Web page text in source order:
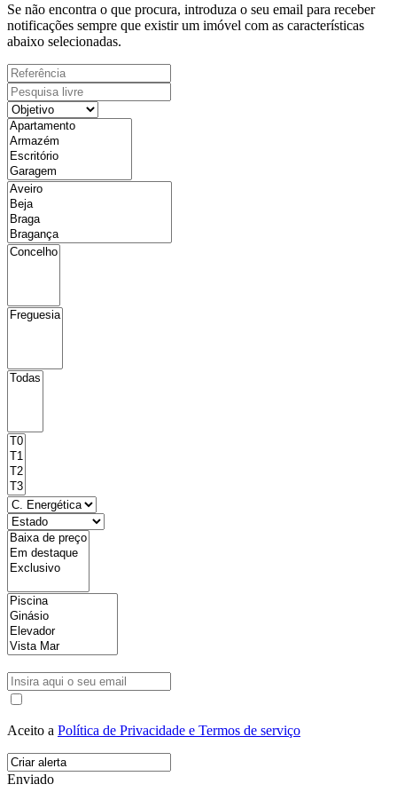
Se não encontra o que procura, introduza o seu email para receber
notificações sempre que existir um imóvel com as características
abaixo selecionadas.
Aceito a Política de Privacidade e Termos de serviço
Enviado